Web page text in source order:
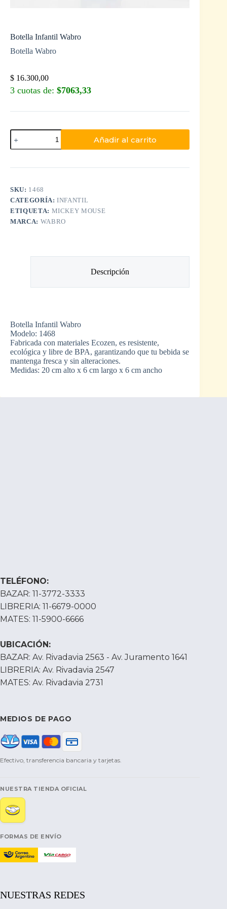
Botella Infantil Wabro
Botella Wabro
$ 16.300,00
3 cuotas de: $7063,33
Añadir al carrito
SKU: 1468
CATEGORÍA:INFANTIL
ETIQUETA: MICKEY MOUSE
MARCA: WABRO
Descripción
Botella Infantil Wabro
Modelo: 1468
Fabricada con materiales Ecozen, es resistente,
ecológica y libre de BPA, garantizando que tu bebida se
mantenga fresca y sin alteraciones.
Medidas: 20 cm alto x 6 cm largo x 6 cm ancho
TELÉFONO:
BAZAR: 11-3772-3333
LIBRERIA: 11-6679-0000
MATES: 11-5900-6666
UBICACIÓN:
BAZAR: Av. Rivadavia 2563 - Av. Juramento 1641
LIBRERIA: Av. Rivadavia 2547
MATES: Av. Rivadavia 2731
MEDIOS DE PAGO
Efectivo, transferencia bancaria y tarjetas.
NUESTRA TIENDA OFICIAL
FORMAS DE ENVÍO
NUESTRAS REDES